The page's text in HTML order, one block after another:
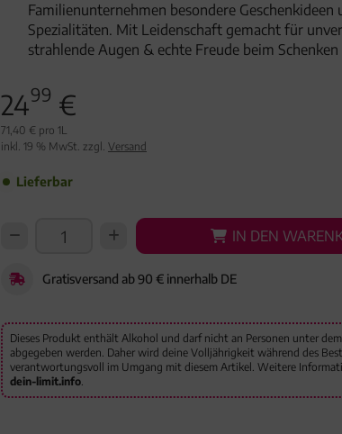
Familienunternehmen besondere
Spezialitäten. Mit Leidenschaft gemacht für
strahlende Augen & echte Freude beim Schenken
2499 €
71,40 € pro 1L
inkl. 19 % MwSt. zzgl. Versand
Lieferbar
IN DEN
IN DEN
Gratisversand ab 90 € innerhalb DE
Dieses Produkt enthält Alkohol und darf nicht an Personen unter
abgegeben werden. Daher wird deine Volljährigkeit während des
verantwortungsvoll im Umgang mit diesem Artikel. Weitere
dein-limit.info.